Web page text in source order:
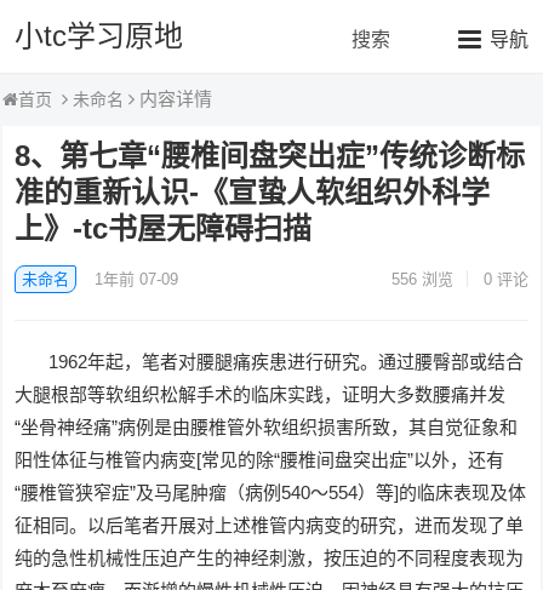
小tc学习原地 导航
搜索
首页 未命名 内容详情
8、第七章“腰椎间盘突出症”传统诊断标
准的重新认识-《宣蛰人软组织外科学
上》-tc书屋无障碍扫描
未命名 1年前 07-09 556浏览 0 评论
1962年起，笔者对腰腿痛疾患进行研究。通过腰臀部或结合
大腿根部等软组织松解手术的临床实践，证明大多数腰痛并发
“坐骨神经痛”病例是由腰椎管外软组织损害所致，其自觉征象和
阳性体征与椎管内病变[常见的除“腰椎间盘突出症”以外，还有
“腰椎管狭窄症”及马尾肿瘤（病例540～554）等]的临床表现及体
征相同。以后笔者开展对上述椎管内病变的研究，进而发现了单
纯的急性机械性压迫产生的神经刺激，按压迫的不同程度表现为